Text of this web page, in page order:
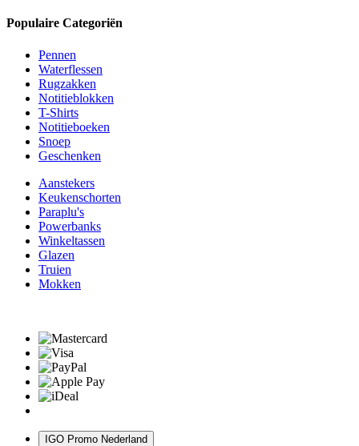
Populaire Categoriën
Pennen
Waterflessen
Rugzakken
Notitieblokken
T-Shirts
Notitieboeken
Snoep
Geschenken
Aanstekers
Keukenschorten
Paraplu's
Powerbanks
Winkeltassen
Glazen
Truien
Mokken
IGO Promo Nederland